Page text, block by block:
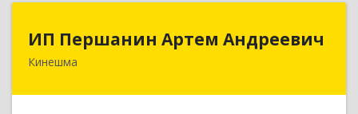
ИП Першанин Артем Андреевич
Кинешма